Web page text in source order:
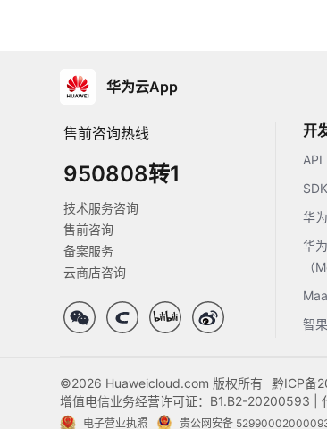
华为云App
售前咨询热线
950808转1
技术服务咨询
售前咨询
备案服务
云商店咨询
开
API
华
华
（
智
©2026 Huaweicloud.com 版权所有 黔ICP备
增值电信业务经营许可证：B1.B2-20200593 |
电子营业执照 贵公网安备